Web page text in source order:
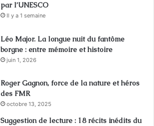
par l’UNESCO
Il y a 1 semaine
Léo Major. La longue nuit du fantôme
borgne : entre mémoire et histoire
juin 1, 2026
Roger Gagnon, force de la nature et héros
des FMR
octobre 13, 2025
Suggestion de lecture : 18 récits inédits du